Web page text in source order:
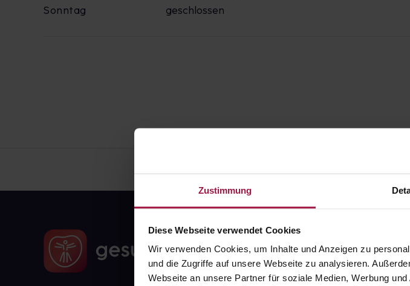
Zustimmung
Diese Webseite verwendet Cookies
Wir verwenden Cookies, um Inhalte und Anzeigen zu
und die Zugriffe auf unsere Webseite zu analysieren.
Webseite an unsere Partner für soziale Medien, Werbung
Sonntag
geschlossen
Über uns